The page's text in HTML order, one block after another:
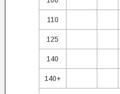
110
125
140
140+